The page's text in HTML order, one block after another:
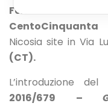
Febbraio 2018in
CentoCinquanta
Nicosia site in Via
(CT).
L’introduzione del
2016/679 –